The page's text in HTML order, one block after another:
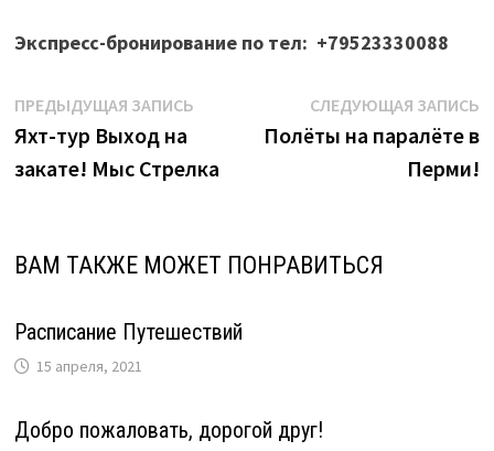
Экспресс-бронирование по тел: +79523330088
Навигация
по
ПРЕДЫДУЩАЯ ЗАПИСЬПредыдущая
Яхт-тур Выход на
закате! Мыс Стрелка
СЛЕДУЮЩАЯ ЗАПИСЬ
Полёты на паралёте в
Перми!
ВАМ ТАКЖЕ МОЖЕТ ПОНРАВИТЬСЯ
Расписание Путешествий
15 апреля, 2021
Добро пожаловать, дорогой друг!